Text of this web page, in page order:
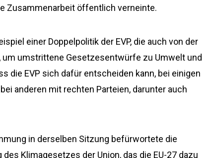
Zusammenarbeit öffentlich verneinte.
einer Doppelpolitik der EVP, die auch von der
umstrittene Gesetzesentwürfe zu Umwelt und
die EVP sich dafür entscheiden kann, bei einigen
anderen mit rechten Parteien, darunter auch
in derselben Sitzung befürwortete die
Klimagesetzes der Union, das die EU-27 dazu